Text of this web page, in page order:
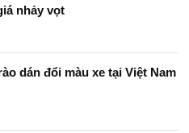
nhảy vọt
dán đổi màu xe tại Việt Nam